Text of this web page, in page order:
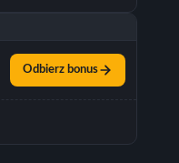
Odbierz bonus